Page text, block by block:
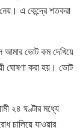
এ কেন্দ্রে শতকরা
ভোট কম দেখিয়ে
ঘোষণা করা হয়। ভোট
২৪ ঘণ্টার মধ্যে
চালিয়ে যাওয়ার